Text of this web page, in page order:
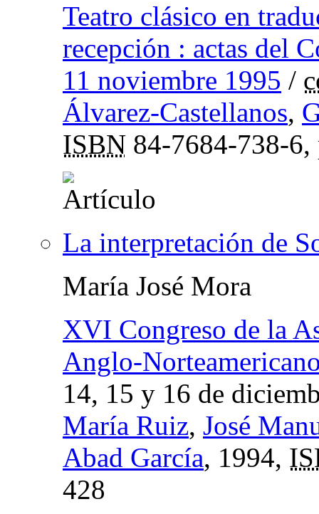
Teatro clásico en
recepción : actas del
11 noviembre 1995 /
Álvarez-Castellanos,
ISBN 84-7684-738-6,
La interpretación de
María José Mora
XVI Congreso de la
Anglo-
14, 15 y 16 de
María Ruiz, José
Abad García, 1994,
428